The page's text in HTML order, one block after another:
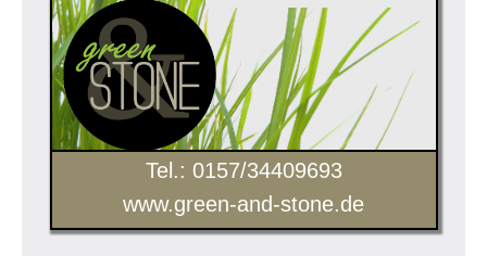
Tel.: 0157/34409693
www.green-and-stone.de